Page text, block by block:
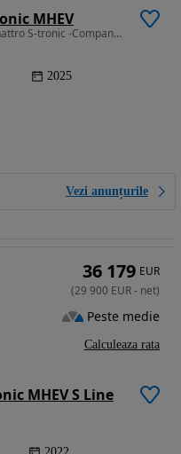
MHEV
1984 cm3 • 204 CP • Audi Q5 40 TFSI quattro S-tronic -Company car
2025
Vezi anunțurile
MHEV S Line
36 179 EUR
(29 900 EUR- net)
Peste medie
Calculeaza rata